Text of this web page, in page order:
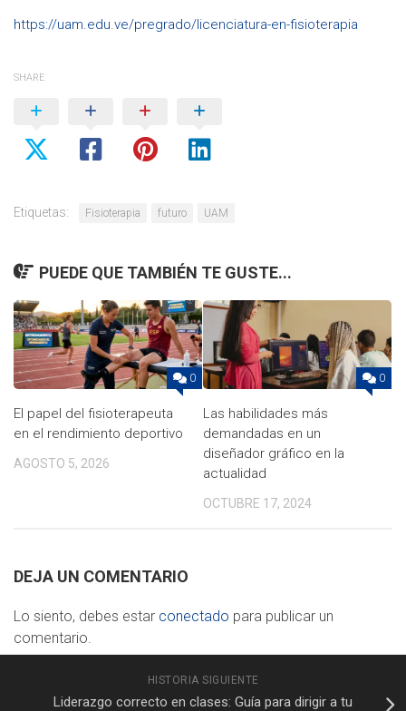
https://uam.edu.ve/pregrado/licenciatura-en-fisioterapia
SHARE
Etiquetas: Fisioterapia futuro UAM
PUEDE QUE TAMBIÉN TE GUSTE...
0
El papel del fisioterapeuta
en el rendimiento deportivo
AGOSTO 5, 2026
0
Las habilidades más
demandadas en un
diseñador gráfico en la
actualidad
OCTUBRE 17, 2024
DEJA UN COMENTARIO
Lo siento, debes estar conectado para publicar un
comentario.
HISTORIA SIGUIENTE
Liderazgo correcto en clases: Guía para dirigir a tu